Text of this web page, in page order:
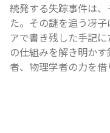
続発する失踪事件は
た。その謎を追う冴
アで書き残した手記
の仕組みを解き明か
者、物理学者の力を借